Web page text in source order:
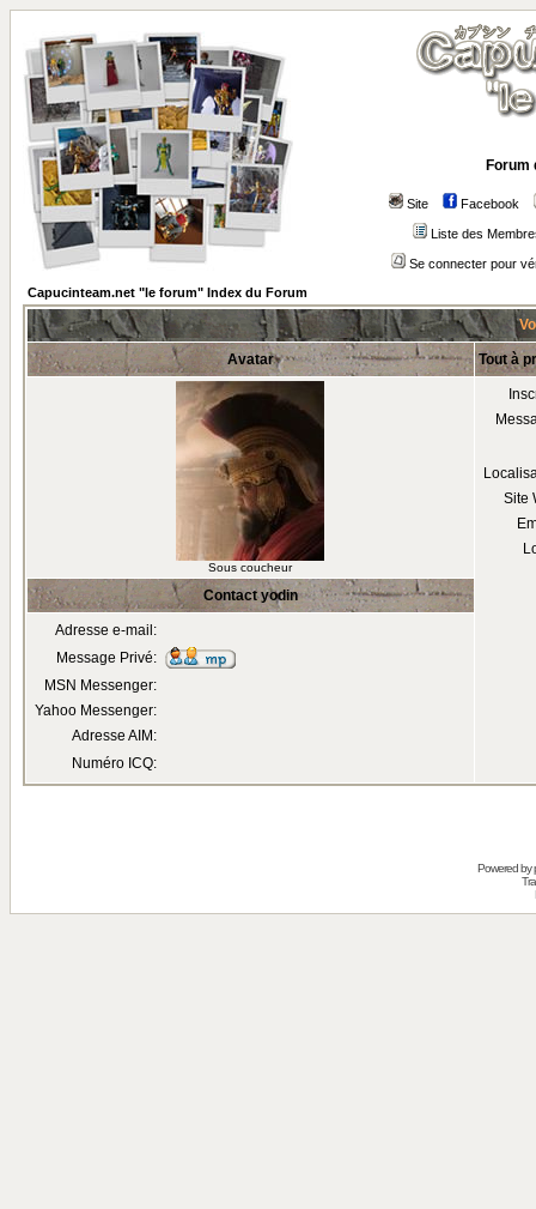
Forum
Site Facebook
Liste des
Se connecter pour
Capucinteam.net "le forum" Index du Forum
Avatar Tout à
Sous coucheur
Site
Contact yodin
Adresse e-mail:
Message Privé:
MSN Messenger:
Yahoo Messenger:
Adresse AIM:
Numéro ICQ:
Powered by